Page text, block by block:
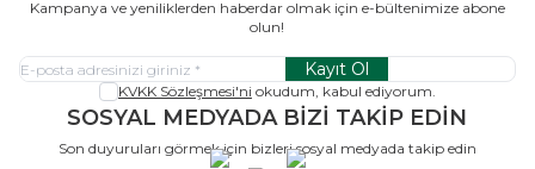
Kampanya ve yeniliklerden haberdar olmak için e-bültenimize abone
olun!
Kayıt Ol
KVKK Sözleşmesi'ni okudum, kabul ediyorum.
SOSYAL MEDYADA BİZİ TAKİP EDİN
Son duyuruları görmek için bizleri sosyal medyada takip edin